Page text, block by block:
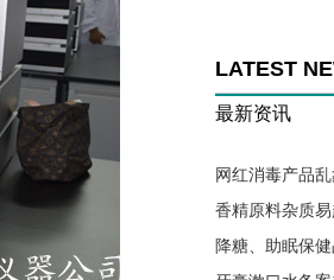
LATEST
最新资讯